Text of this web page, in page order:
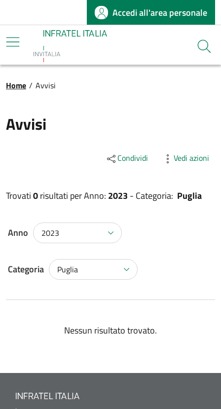
Salta al contenuto principaleAccedi all'area personale
Infratel
Briciole di pane
Home / Avvisi
Avvisi
Condividi Vedi azioni
Trovati0risultati perAnno: 2023 - Categoria: Puglia
Anno 2023
Categoria Puglia
Nessun risultato trovato.